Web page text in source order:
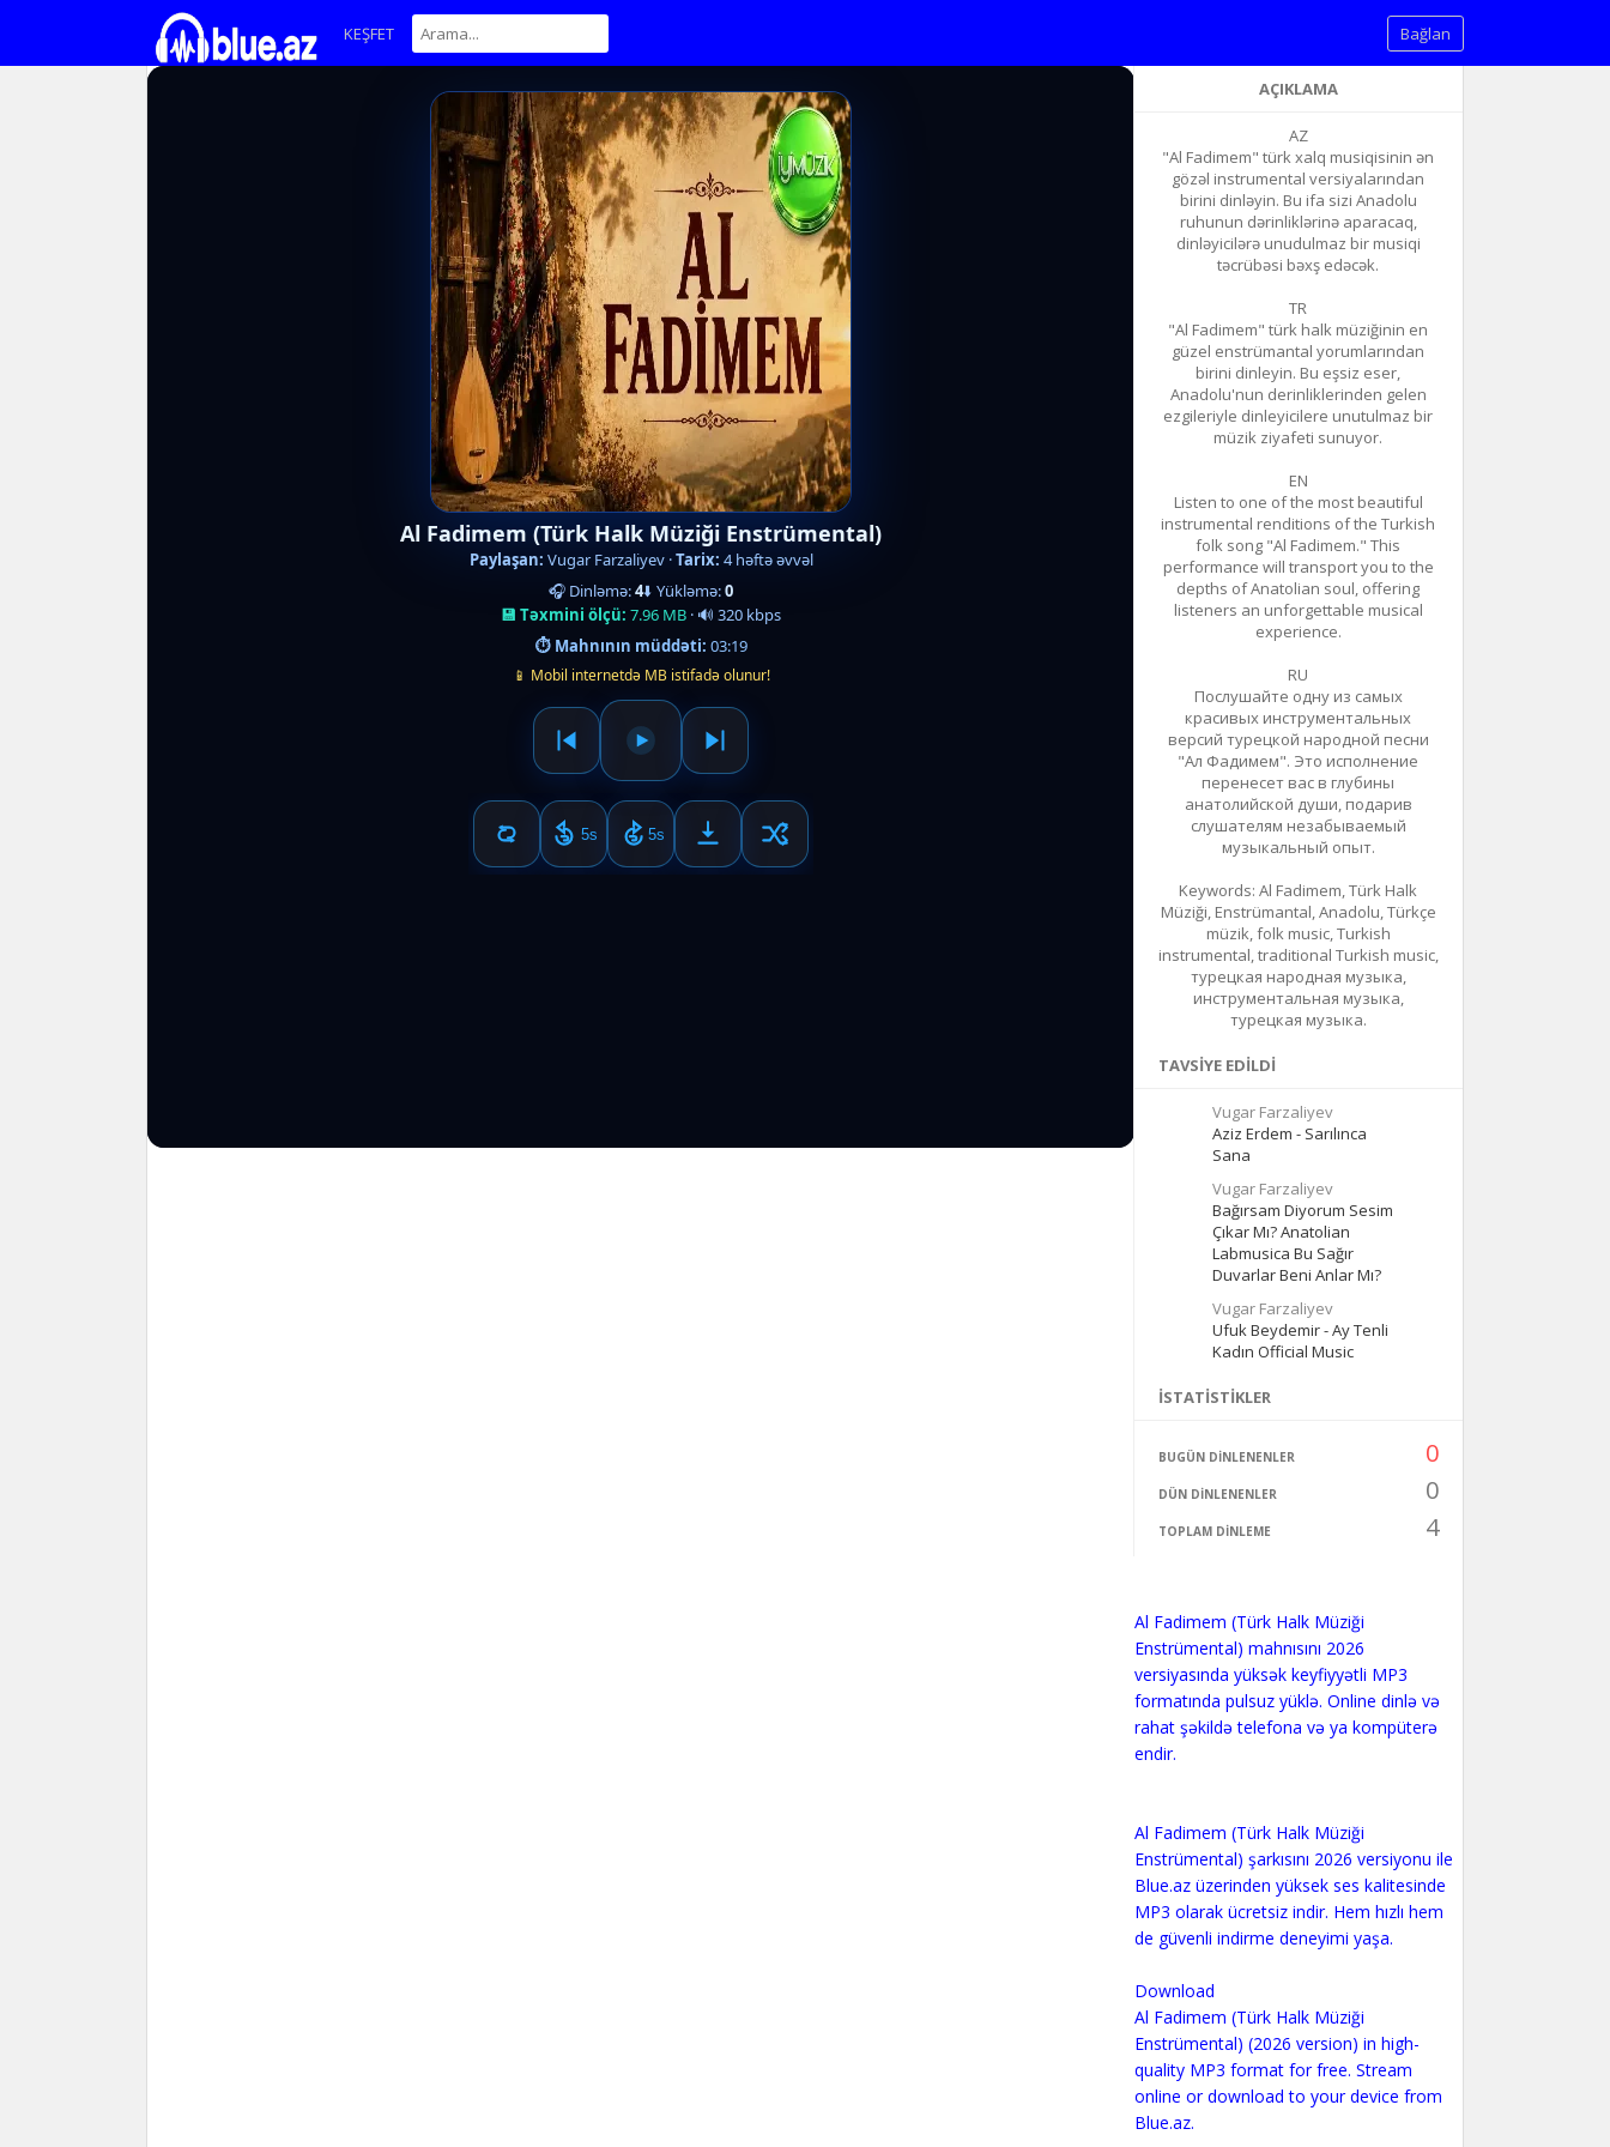
KEŞFET Bağlan
AÇIKLAMA
AZ
"Al Fadimem" türk xalq musiqisinin ən
gözəl instrumental versiyalarından
birini dinləyin. Bu ifa sizi Anadolu
ruhunun dərinliklərinə aparacaq,
dinləyicilərə unudulmaz bir musiqi
təcrübəsi bəxş edəcək.
TR
"Al Fadimem" türk halk müziğinin en
güzel enstrümantal yorumlarından
birini dinleyin. Bu eşsiz eser,
Anadolu'nun derinliklerinden gelen
ezgileriyle dinleyicilere unutulmaz bir
müzik ziyafeti sunuyor.
EN
Listen to one of the most beautiful
instrumental renditions of the Turkish
folk song "Al Fadimem." This
performance will transport you to the
depths of Anatolian soul, offering
listeners an unforgettable musical
experience.
RU
Послушайте одну из самых
красивых инструментальных
версий турецкой народной песни
"Ал Фадимем". Это исполнение
перенесет вас в глубины
анатолийской души, подарив
слушателям незабываемый
музыкальный опыт.
Keywords: Al Fadimem, Türk Halk
Müziği, Enstrümantal, Anadolu, Türkçe
müzik, folk music, Turkish
instrumental, traditional Turkish music,
турецкая народная музыка,
инструментальная музыка,
турецкая музыка.
TAVSIYE EDILDI
Vugar Farzaliyev
Aziz Erdem - Sarılınca
Sana
Vugar Farzaliyev
Bağırsam Diyorum Sesim
Çıkar Mı? Anatolian
Labmusica Bu Sağır
Duvarlar Beni Anlar Mı?
Vugar Farzaliyev
Ufuk Beydemir - Ay Tenli
Kadın Official Music
İSTATISTIKLER
BUGÜN DINLENENLER 0
DÜN DINLENENLER 0
TOPLAM DINLEME 4
Al Fadimem (Türk Halk Müziği
Enstrümental) mahnısını 2026
versiyasında yüksək keyfiyyətli MP3
formatında pulsuz yüklə. Online dinlə və
rahat şəkildə telefona və ya kompüterə
endir.
Al Fadimem (Türk Halk Müziği
Enstrümental) şarkısını 2026 versiyonu ile
Blue.az üzerinden yüksek ses kalitesinde
MP3 olarak ücretsiz indir. Hem hızlı hem
de güvenli indirme deneyimi yaşa.
Download
Al Fadimem (Türk Halk Müziği
Enstrümental) (2026 version) in high-
quality MP3 format for free. Stream
online or download to your device from
Blue.az.